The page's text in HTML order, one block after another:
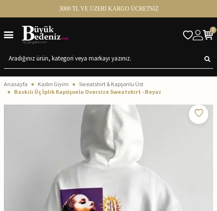
3000 TL VE ÜZERİ KARGO ÜCRETSİZ
0
Anasayfa Kadın Giyim
Sweatshirt & Kapşonlu Üst
Baskılı Üç İplik Kapüşonlu Oversize Sweatshirt - Beyaz